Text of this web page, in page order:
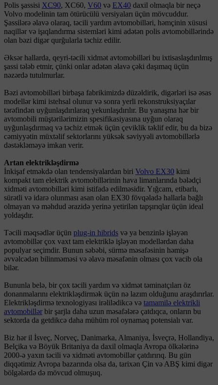
Polis şassisi XC90, XC60, V60 və EX40 daxil olmaqla bir neçə
Volvo modelinin tam ötürücülü versiyaları üçün mövcuddur.
Şassilərə əlavə olaraq, təcili yardım avtomobilləri, həmçinin xüsusi
naqillər və işıqlandırma sistemləri kimi adətən polis avtomobillərində
olan bəzi digər qurğularla təchiz edilir.
Əksər hallarda, qeyri-təcili xidmət avtomobilləri bu ixtisaslaşdırılmış
şassi tələb etmir, çünki onlar adətən əlavə çəki daşımaq üçün
nəzərdə tutulmurlar.
Bəzi avtomobilləri birbaşa fabrikimizdə düzəldirik, digərləri isə əsas
modellər kimi istehsal olunur və sonra yerli rekonstruksiyaçılar
tərəfindən uyğunlaşdırılaraq yekunlaşdırılır. Bu yanaşma hər bir
avtomobili müştərilərimizin spesifikasiyasına uyğun olaraq
uyğunlaşdırmaq və təchiz etmək üçün çeviklik təklif edir, bu da bizə
cəmiyyətin müxtəlif sektorlarını yüksək səviyyəli avtomobillərlə
dəstəkləməyə imkan verir.
Artan elektrikləşdirmə
İnkişaf etməkdə olan tendensiyalardan biri Volvo EX30 kimi
kompakt tam elektrik avtomobillərinin hava limanlarında bələdçi
xidməti avtomobilləri kimi istifadə edilməsidir. Yığcam, etibarlı,
sürətli və idarə olunması asan olan EX30 fövqəladə hallarla bağlı
olmayan və məhdud ərazidə yerinə yetirilən tapşırıqlar üçün ideal
yoldaşdır.
Təcili məqsədlər üçün plug-in hibrids və ya benzinlə işləyən
avtomobillər çox vaxt tam elektriklə işləyən modellərdən daha
populyar seçimdir. Bunun səbəbi, sürmə məsafəsinin həmişə
əvvəlcədən bilinməməsi və əlavə məsafənin olması çox vacib ola
bilər.
Bununla belə, bir çox təcili yardım və xidmət təminatçıları öz
donanmalarını elektrikləşdirmək üçün nə lazım olduğunu araşdırırlar.
Elektrikləşdirmə texnologiyası irəlilədikcə və tamamilə elektrikli
avtomobillər bir şarjla daha uzun məsafələrə çatdıqca, onların bu
sektorda da getdikcə daha mühüm rol oynamaq potensialı var.
Biz hər il İsveç, Norveç, Danimarka, Almaniya, İsveçrə, Hollandiya,
Belçika və Böyük Britaniya da daxil olmaqla Avropa ölkələrinə
2000-ə yaxın təcili və xidməti avtomobillər çatdırırıq. Bu gün
diqqətimiz Avropa bazarında olsa da, tarixən Çin və ABŞ kimi digər
bölgələrdə də mövcud olmuşuq.